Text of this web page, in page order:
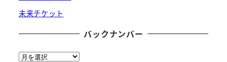
未来チケット
バックナンバー
バ